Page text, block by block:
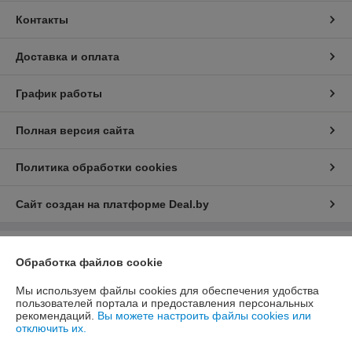
Контакты
Доставка и оплата
График работы
Полная версия сайта
Политика обработки cookies
Сайт создан на платформе Deal.by
«Белторика»
Республика Беларусь, Витебская область, 211440, г.Новополоцк,
ул.Парковая д.1 оф.1
Обработка файлов cookie
Мы используем файлы cookies для обеспечения удобства
пользователей портала и предоставления персональных
рекомендаций. Вы можете настроить файлы cookies или
отключить их.